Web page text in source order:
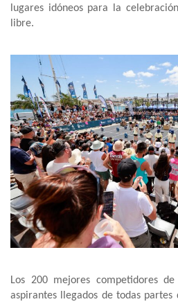
lugares idóneos para la
libre.
Los 200 mejores competidores
aspirantes llegados de todas partes